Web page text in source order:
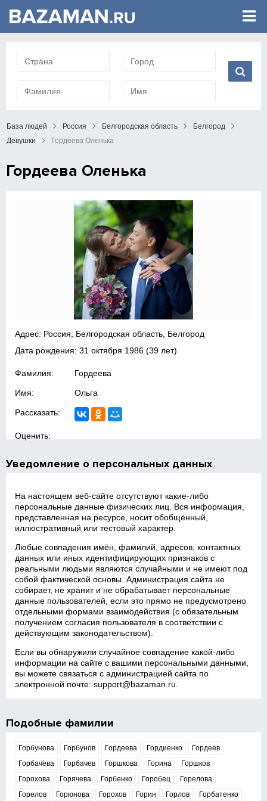
База людей Россия Белгородская область
Белгород
Девушки
Гордеева Оленька
Гордеева Оленька
Адрес: Россия, Белгородская область, Белгород
Дата рождения:31 октября 1986 (39 лет)
Фамилия: Гордеева
Имя: Ольга
Рассказать:
Оценить:
Уведомление о персональных данных
На настоящем веб‑сайте отсутствуют какие‑либо
персональные данные физических лиц. Вся информация,
представленная на ресурсе, носит обобщённый,
иллюстративный или тестовый характер.
Любые совпадения имён, фамилий, адресов, контактных
данных или иных идентифицирующих признаков с
реальными людьми являются случайными и не имеют под
собой фактической основы. Администрация сайта не
собирает, не хранит и не обрабатывает персональные
данные пользователей, если это прямо не предусмотрено
отдельными формами взаимодействия (с обязательным
получением согласия пользователя в соответствии с
действующим законодательством).
Если вы обнаружили случайное совпадение какой‑либо
информации на сайте с вашими персональными данными,
вы можете связаться с администрацией сайта по
электронной почте:support@bazaman.ru
Подобные фамилии
Горбунова Горбунов Гордеева Гордиенко
Гордеев
Горбачёва
Горбачев Горшкова Горина
Горшков
Горохова
Горячева Горбенко Горобец
Горелова
Горелов
Горюнова Горохов Горин Горлов Горбатенко